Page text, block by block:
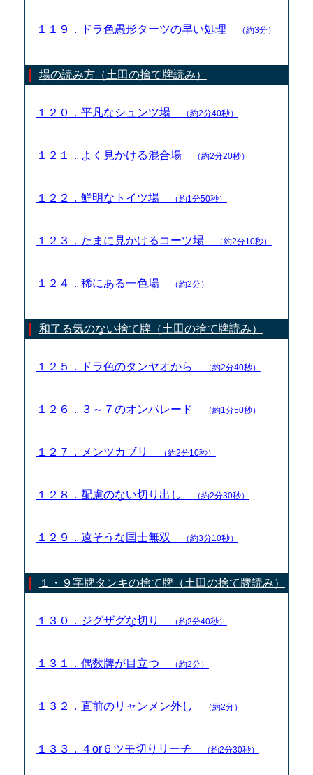
１１９．ドラ色愚形ターツの早い処理 （約3分）
場の読み方（土田の捨て牌読み）
１２０．平凡なシュンツ場 （約2分40秒）
１２１．よく見かける混合場 （約2分20秒）
１２２．鮮明なトイツ場 （約1分50秒）
１２３．たまに見かけるコーツ場 （約2分10秒）
１２４．稀にある一色場 （約2分）
和了る気のない捨て牌（土田の捨て牌読み）
１２５．ドラ色のタンヤオから （約2分40秒）
１２６．３～７のオンパレード （約1分50秒）
１２７．メンツカブリ （約2分10秒）
１２８．配慮のない切り出し （約2分30秒）
１２９．遠そうな国士無双 （約3分10秒）
１・９字牌タンキの捨て牌（土田の捨て牌読み）
１３０．ジグザグな切り （約2分40秒）
１３１．偶数牌が目立つ （約2分）
１３２．直前のリャンメン外し （約2分）
１３３．４or６ツモ切りリーチ （約2分30秒）